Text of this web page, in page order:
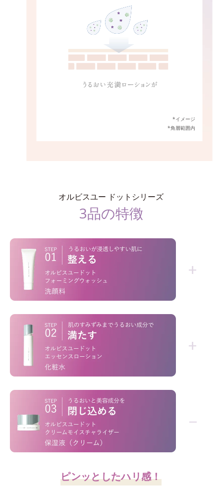
*イメージ
*角層範囲内
オルビスユー ドットシリーズ
3品の特徴
+
「洗うだけ」じゃない！
不要な角層*1を絡めとり、くすみ
高密着マイルドピーリング
+
“肌のすみずみ*1”にしみわたる！
むちっとしたハリを叶える
うるおい充満ローション
−
ピンッとしたハリ感！